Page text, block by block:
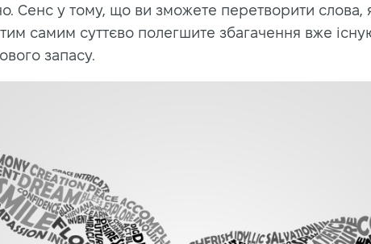
Сенс у тому, що ви зможете перетворити слова,
тим самим суттєво полегшите збагачення вже
запасу.